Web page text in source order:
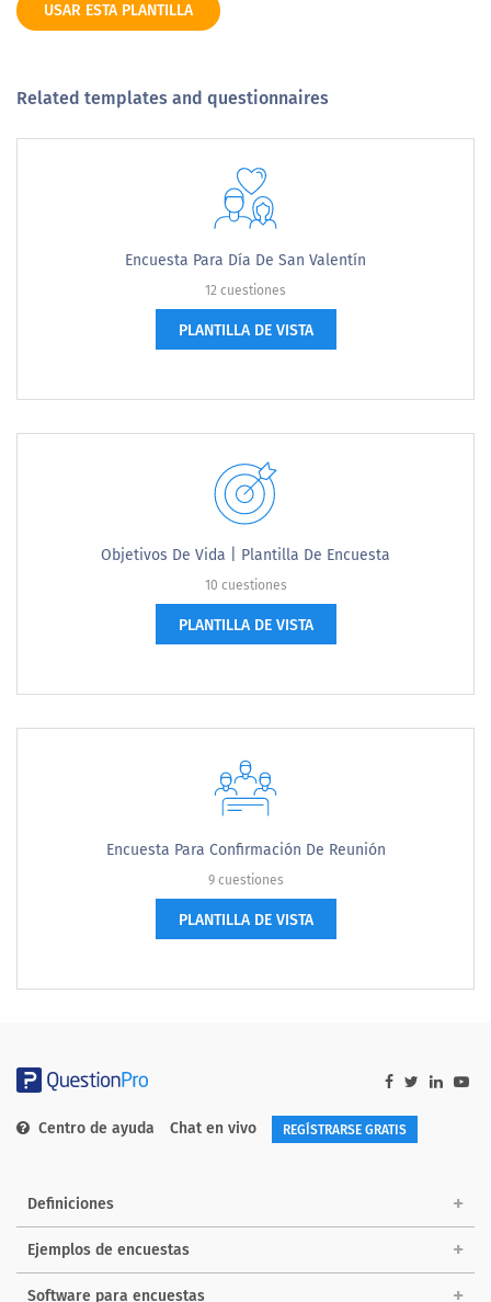
USAR ESTA PLANTILLA
Related templates and questionnaires
Encuesta Para Día De San Valentín
12 cuestiones
PLANTILLA DE VISTA
Objetivos De Vida | Plantilla De Encuesta
10 cuestiones
PLANTILLA DE VISTA
Encuesta Para Confirmación De Reunión
9 cuestiones
PLANTILLA DE VISTA
Centro de ayuda Chat en vivo REGÍSTRARSE GRATIS
Definiciones
Ejemplos de encuestas
Software para encuestas